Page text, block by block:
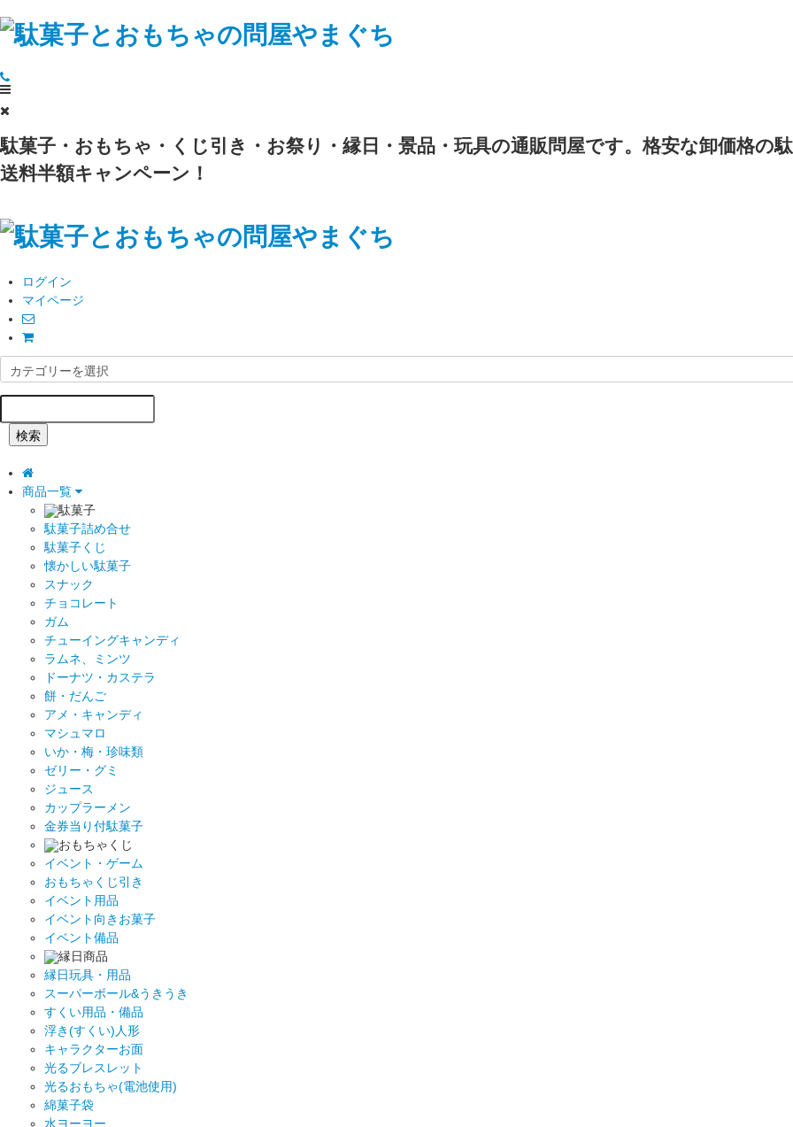
駄菓子・おもちゃ・くじ引き・お祭り・縁日・景品・玩具の通販問屋です。格安な卸価格の
送料半額キャンペーン！
ログイン
マイページ
検索
商品一覧
駄菓子
駄菓子詰め合せ
駄菓子くじ
懐かしい駄菓子
スナック
チョコレート
ガム
チューイングキャンディ
ラムネ、ミンツ
ドーナツ・カステラ
餅・だんご
アメ・キャンディ
マシュマロ
いか・梅・珍味類
ゼリー・グミ
ジュース
カップラーメン
金券当り付駄菓子
おもちゃくじ
イベント・ゲーム
おもちゃくじ引き
イベント用品
イベント向きお菓子
イベント備品
縁日商品
縁日玩具・用品
スーパーボール&うきうき
すくい用品・備品
浮き(すくい)人形
キャラクターお面
光るブレスレット
光るおもちゃ(電池使用)
綿菓子袋
水ヨーヨー